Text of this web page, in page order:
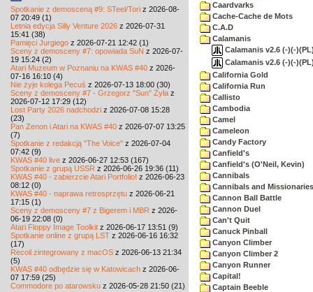
Spotkanie z demosceną #9: STeel/Tori z 2026-08-
07 20:49 (1)
Letnia edycja Silly Venture 2026 z 2026-07-31
15:41 (38)
Pamięci Jurgiego z 2026-07-21 12:42 (1)
Sceny z demosceny #7: opowiada SuN z 2026-07-
19 15:24 (2)
Atari Muzeum w Poznaniu na KWAS #40 z 2026-
07-16 16:10 (4)
Nie żyje kolega Pecuś z 2026-07-13 18:00 (30)
Sceny z demosceny #7 - Grzegorz "Sun" Żyła z
2026-07-12 17:29 (12)
Lost Party 2026 nadchodzi z 2026-07-08 15:28
(23)
Pan Zenon i Atari na KWAS #40 z 2026-07-07 13:25
(7)
Spotkanie z redakcją "The Voice" z 2026-07-04
07:42 (9)
KWAS #40 live z 2026-06-27 12:53 (167)
Spotkanie z grupą USSR z 2026-06-26 19:36 (11)
KWAS #40 - zabierzcie Atari Portfolio! z 2026-06-23
08:12 (0)
KWAS #40 - naprawa retrosprzętu z 2026-06-21
17:15 (1)
Sceny z demosceny #7 z Bigerem i MBR z 2026-
06-19 22:08 (0)
Atari Floppy Image Toolkit z 2026-06-17 13:51 (9)
Spotkanie online z grupą LST z 2026-06-16 16:32
(17)
Recoil zintegrowany z macOS z 2026-06-13 21:34
(5)
KWAS #40 odbędzie się w Katowicach z 2026-06-
07 17:59 (25)
Commodore po atarowsku z 2026-05-28 21:50 (21)
Caardvarks
Cache-Cache de Mots
C.A.D
Calamanis
Calamanis v2.6 (-)(-
Calamanis v2.6 (-)(-
California Gold
California Run
Callisto
Cambodia
Camel
Cameleon
Candy Factory
Canfield's
Canfield's (O'Neil, Kevin)
Cannibals
Cannibals and Missionaries
Cannon Ball Battle
Cannon Duel
Can't Quit
Canuck Pinball
Canyon Climber
Canyon Climber 2
Canyon Runner
Capital!
Captain Beeble